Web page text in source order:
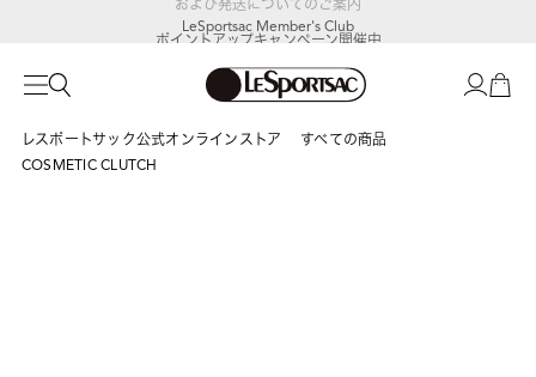
LeSportsac Member's Club
ポイントアップキャンペーン開催中
レスポートサック公式オンラインストア
すべての商品
COSMETIC CLUTCH